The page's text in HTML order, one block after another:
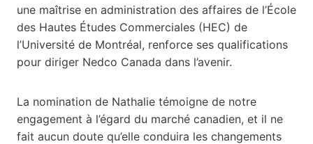
une maîtrise en administration des affaires de l’École
des Hautes Études Commerciales (HEC) de
l’Université de Montréal, renforce ses qualifications
pour diriger Nedco Canada dans l’avenir.
La nomination de Nathalie témoigne de notre
engagement à l’égard du marché canadien, et il ne
fait aucun doute qu’elle conduira les changements